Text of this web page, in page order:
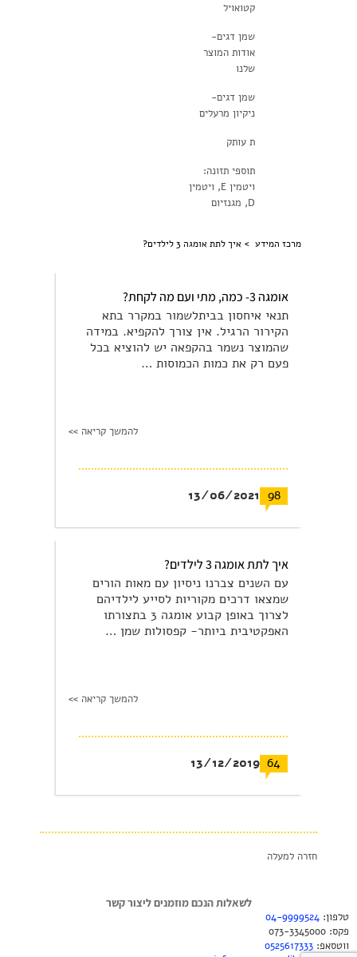
קטואויל
שמן דגים-
אודות המוצר
שלנו
שמן דגים-
ניקיון מרעלים
ת עותק
תוספי תזונה:
ויטמין E, ויטמין
D, מגנזיום
מרכז המידע > איך לתת אומגה 3 לילדים?
אומגה 3- כמה, מתי ועם מה לקחת?
תנאי איחסון בביתלשמור במקרר בתא
הקירור הרגיל. אין צורך להקפיא. במידה
שהמוצר נשמר בהקפאה יש להוציא בכל
פעם רק את כמות הכמוסות …
להמשך קריאה >>
98
13/06/2021
איך לתת אומגה 3 לילדים?
עם השנים צברנו ניסיון עם מאות הורים
שמצאו דרכים מקוריות לסייע לילדיהם
לצרוך באופן קבוע אומגה 3 בתצורתו
האפקטיבית ביותר- קפסולות שמן …
להמשך קריאה >>
64
13/12/2019
חזרה למעלה
לשאלות הנכם מוזמנים ליצור קשר
טלפון: 04-9999524
פקס: 073-3345000
ווטסאפ: 0525617333